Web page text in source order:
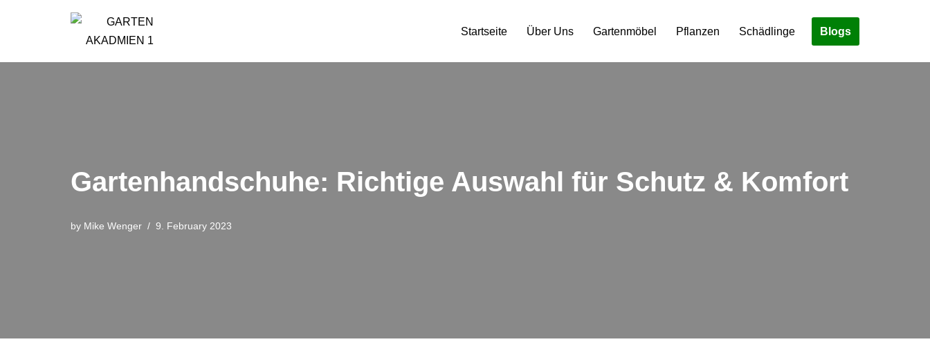
Startseite Über Uns Gartenmöbel Pflanzen Schädlinge Blogs
Gartenhandschuhe: Richtige Auswahl für Schutz & Komfort
by Mike Wenger 9. February 2023